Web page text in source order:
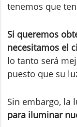
tenemos que
Si queremos
necesitamos el
lo tanto será
puesto que su
Sin embargo, la
para iluminar